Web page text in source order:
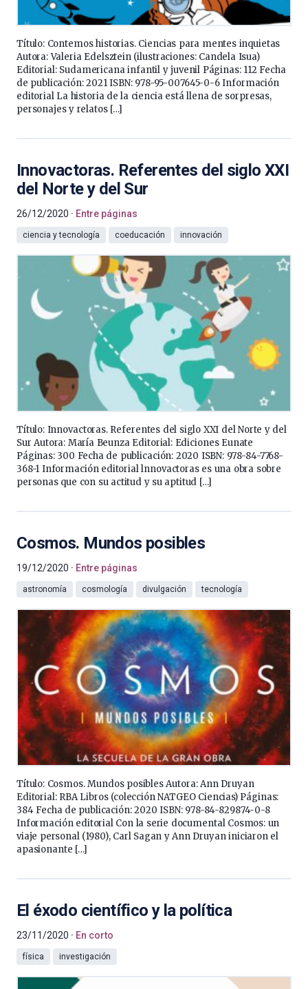
Título: Contemos historias. Ciencias para mentes inquietas
Autora: Valeria Edelsztein (ilustraciones: Candela Isua)
Editorial: Sudamericana infantil y juvenil Páginas: 112 Fecha
de publicación: 2021 ISBN: 978-95-007645-0-6 Información
editorial La historia de la ciencia está llena de sorpresas,
personajes y relatos […]
Innovactoras. Referentes del siglo XXI
del Norte y del Sur
26/12/2020 Entre páginas
ciencia y tecnología coeducación innovación
Título: Innovactoras. Referentes del siglo XXI del Norte y del
Sur Autora: María Beunza Editorial: Ediciones Eunate
Páginas: 300 Fecha de publicación: 2020 ISBN: 978-84-7768-
368-1 Información editorial lnnovactoras es una obra sobre
personas que con su actitud y su aptitud […]
Cosmos. Mundos posibles
19/12/2020 Entre páginas
astronomía cosmología divulgación tecnología
Título: Cosmos. Mundos posibles Autora: Ann Druyan
Editorial: RBA Libros (colección NATGEO Ciencias) Páginas:
384 Fecha de publicación: 2020 ISBN: 978-84-829874-0-8
Información editorial Con la serie documental Cosmos: un
viaje personal (1980), Carl Sagan y Ann Druyan iniciaron el
apasionante […]
El éxodo científico y la política
23/11/2020 En corto
física investigación